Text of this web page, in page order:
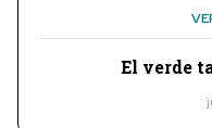
El verde